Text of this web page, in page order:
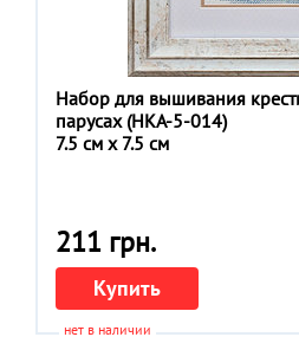
Набор для вышивания
парусах (НКА-5-014)
7.5 см x 7.5 см
211 грн.
Купить
нет в наличии